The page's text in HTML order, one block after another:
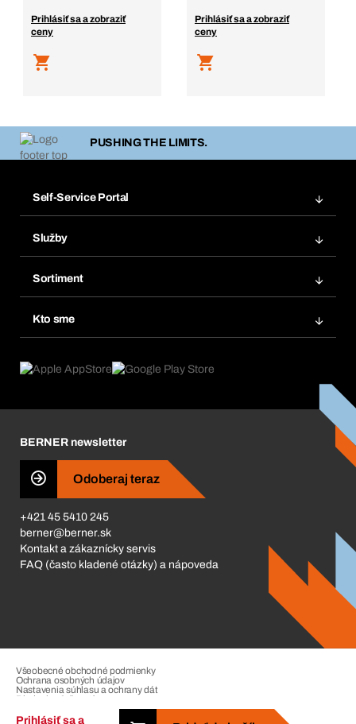
Prihlásiť sa a
Prihlásiť sa a zobraziť
ceny
Prihlásiť sa a zobraziť
ceny
PUSHING THE LIMITS.
Self-Service Portal
Obľúbené
Opakované objednávky
Predplatné
Služby
Chemická databáza
eProcurement
Produktový poradca
Sortiment
Kto sme
Čo nás poháňa
Business Conduct
BERNER newsletter
Odoberaj teraz
+421 45 5410 245
berner@berner.sk
Kontakt a zákaznícky servis
FAQ (často kladené otázky) a nápoveda
Všeobecné obchodné podmienky
Ochrana osobných údajov
Nastavenia súhlasu a ochrany dát
Riadenie sťažností